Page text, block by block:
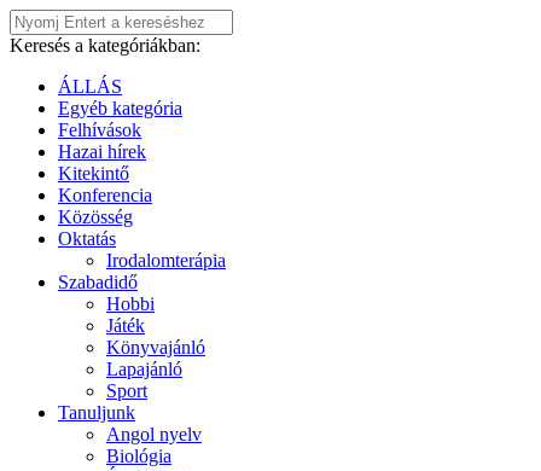
Keresés a kategóriákban:
ÁLLÁS
Egyéb kategória
Felhívások
Hazai hírek
Kitekintő
Konferencia
Közösség
Oktatás
Irodalomterápia
Szabadidő
Hobbi
Játék
Könyvajánló
Lapajánló
Sport
Tanuljunk
Angol nyelv
Biológia